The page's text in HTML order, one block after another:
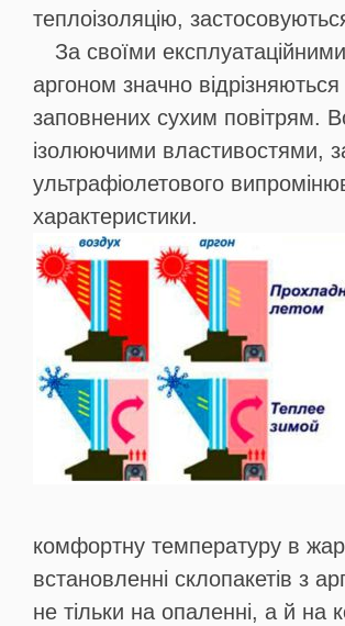
теплоізоляцію,
За своїми
аргоном значно
заповнених сухим повітрям.
ізолюючими властивостями,
ультрафіолетового
характеристики.
комфортну температуру в
встановленні склопакетів з
не тільки на опаленні, а й на